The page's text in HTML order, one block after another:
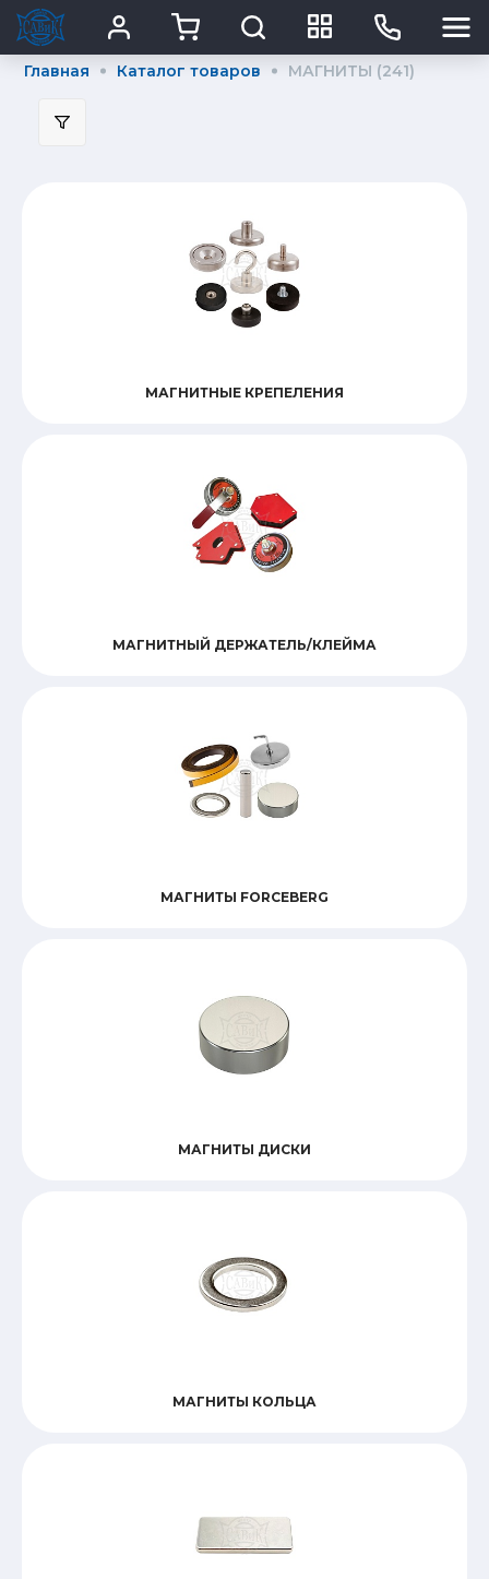
Главная Каталог товаров МАГНИТЫ (241)
МАГНИТНЫЕ КРЕПЕЛЕНИЯ
МАГНИТНЫЙ ДЕРЖАТЕЛЬ/КЛЕЙМА
МАГНИТЫ FORCEBERG
МАГНИТЫ ДИСКИ
МАГНИТЫ КОЛЬЦА